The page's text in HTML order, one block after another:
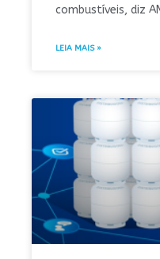
combustíveis, diz
LEIA MAIS »